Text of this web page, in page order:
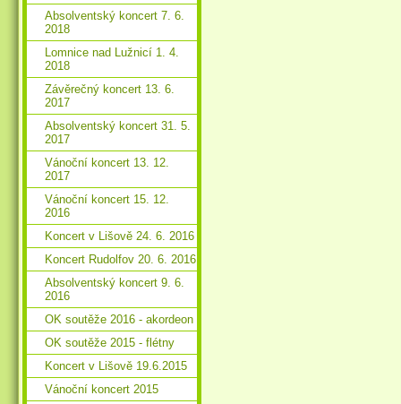
Absolventský koncert 7. 6.
2018
Lomnice nad Lužnicí 1. 4.
2018
Závěrečný koncert 13. 6.
2017
Absolventský koncert 31. 5.
2017
Vánoční koncert 13. 12.
2017
Vánoční koncert 15. 12.
2016
Koncert v Lišově 24. 6. 2016
Koncert Rudolfov 20. 6. 2016
Absolventský koncert 9. 6.
2016
OK soutěže 2016 - akordeon
OK soutěže 2015 - flétny
Koncert v Lišově 19.6.2015
Vánoční koncert 2015